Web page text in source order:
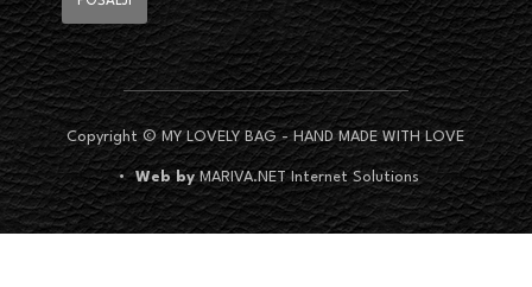
Copyright © MY LOVELY BAG - HAND MADE WITH LOVE
•Web by MARIVA.NET Internet Solutions